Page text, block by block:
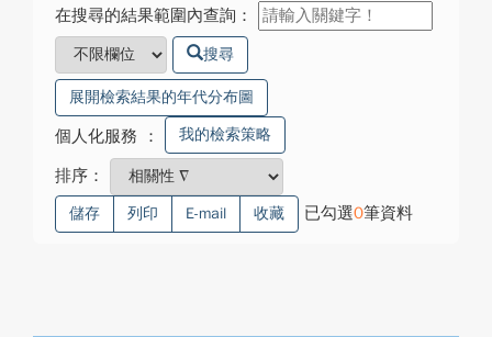
在搜尋的結果範圍內查詢：
搜尋
展開檢索結果的年代分布圖
個人化服務 ： 我的檢索策略
排序：
儲存 列印 E-mail 收藏 已勾選0筆資料